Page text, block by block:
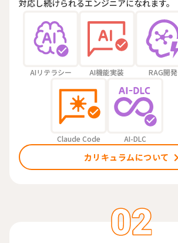
対応し続けられるエンジニアになれます。
AIリテラシー AI機能実装 RAG開発
Claude Code AI-DLC
カリキュラムについて